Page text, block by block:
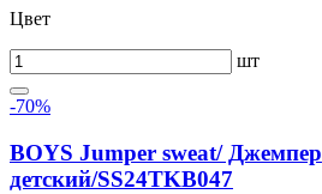
Цвет
шт
-70%
BOYS Jumper sweat/ Джемпер
детский/SS24TKB047